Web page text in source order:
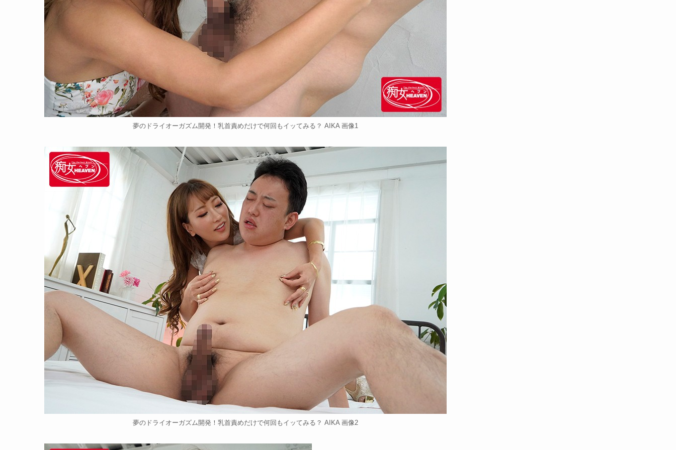
夢のドライオーガズム開発！乳首責めだけで何回もイッてみる？ AIKA 画像1
夢のドライオーガズム開発！乳首責めだけで何回もイッてみる？ AIKA 画像2